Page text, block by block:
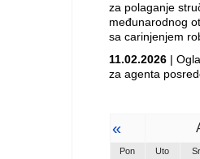
za polaganje
međunarodnog
sa carinjenjem
11.02.2026 |
za agenta
«
Pon Uto